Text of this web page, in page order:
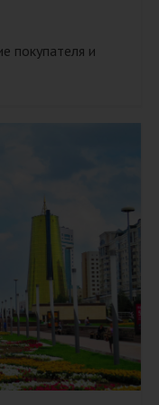
покупателя и